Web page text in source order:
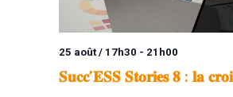
𝐒𝐮𝐜𝐜’𝐄𝐒𝐒 𝐒𝐭𝐨𝐫𝐢𝐞𝐬 𝟖 : 𝐥𝐚
25 août / 17h30 - 21h00